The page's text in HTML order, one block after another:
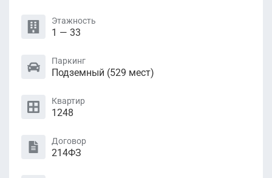
Этажность
1 — 33
Паркинг
Подземный (529 мест)
Квартир
1248
Договор
214ФЗ